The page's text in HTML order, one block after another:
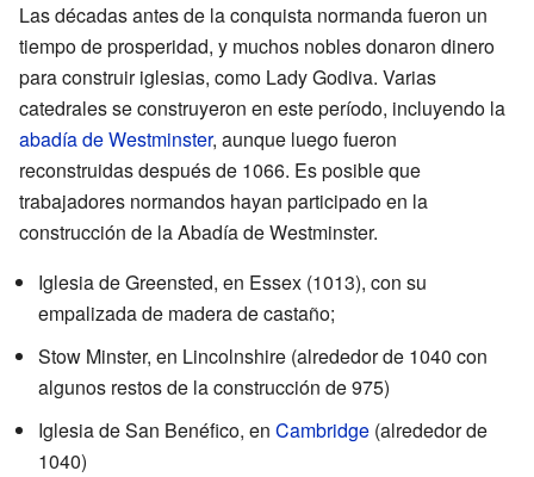
Las décadas antes de la conquista normanda fueron un
tiempo de prosperidad, y muchos nobles donaron dinero
para construir iglesias, como Lady Godiva. Varias
catedrales se construyeron en este período, incluyendo la
abadía de Westminster, aunque luego fueron
reconstruidas después de 1066. Es posible que
trabajadores normandos hayan participado en la
construcción de la Abadía de Westminster.
Iglesia de Greensted, en Essex (1013), con su
empalizada de madera de castaño;
Stow Minster, en Lincolnshire (alrededor de 1040 con
algunos restos de la construcción de 975)
Iglesia de San Benéfico, en Cambridge (alrededor de
1040)